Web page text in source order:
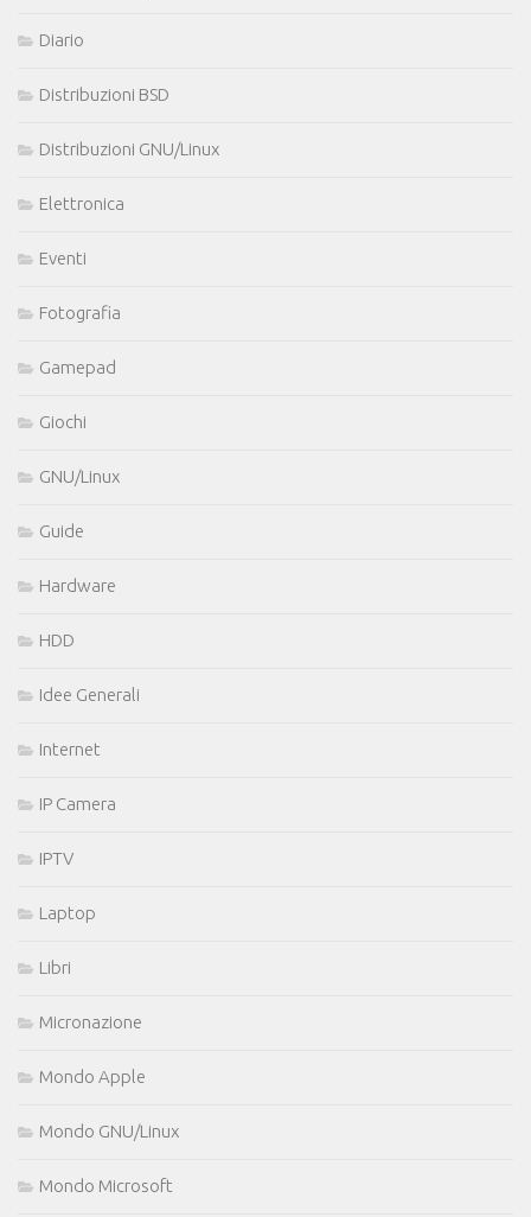
Diario
Distribuzioni BSD
Distribuzioni GNU/Linux
Elettronica
Eventi
Fotografia
Gamepad
Giochi
GNU/Linux
Guide
Hardware
HDD
Idee Generali
Internet
IP Camera
IPTV
Laptop
Libri
Micronazione
Mondo Apple
Mondo GNU/Linux
Mondo Microsoft